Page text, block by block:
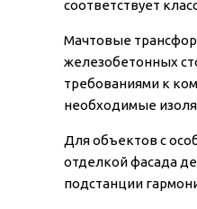
соответствует
Мачтовые
железобетонных
требованиями к
необходимые
Для объектов с
отделкой фасада
подстанции